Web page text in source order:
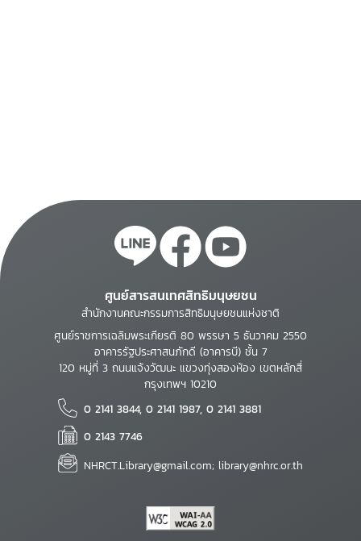
ศูนย์สารสนเทศสิทธิมนุษยชน
สำนักงานคณะกรรมการสิทธิมนุษยชนแห่งชาติ
ศูนย์ราชการเฉลิมพระเกียรติ 80 พรรษา 5 ธันวาคม 2550
อาคารรัฐประศาสนภักดี (อาคารบี) ชั้น 7
120 หมู่ที่ 3 ถนนแจ้งวัฒนะ แขวงทุ่งสองห้อง เขตหลักสี่
กรุงเทพฯ 10210
0 2141 3844, 0 2141 1987, 0 2141 3881
0 2143 7746
NHRCT.Library@gmail.com; library@nhrc.or.th